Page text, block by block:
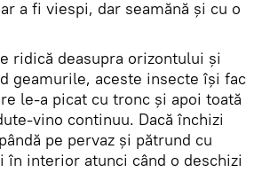
a fi viespi, dar seamănă și cu o
ridică deasupra orizontului și
geamurile, aceste insecte își fac
le-a picat cu tronc și apoi toată
vino continuu. Dacă închizi
pe pervaz și pătrund cu
în interior atunci când o deschizi